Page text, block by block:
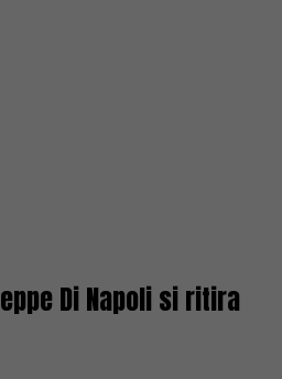
Di Napoli si ritira